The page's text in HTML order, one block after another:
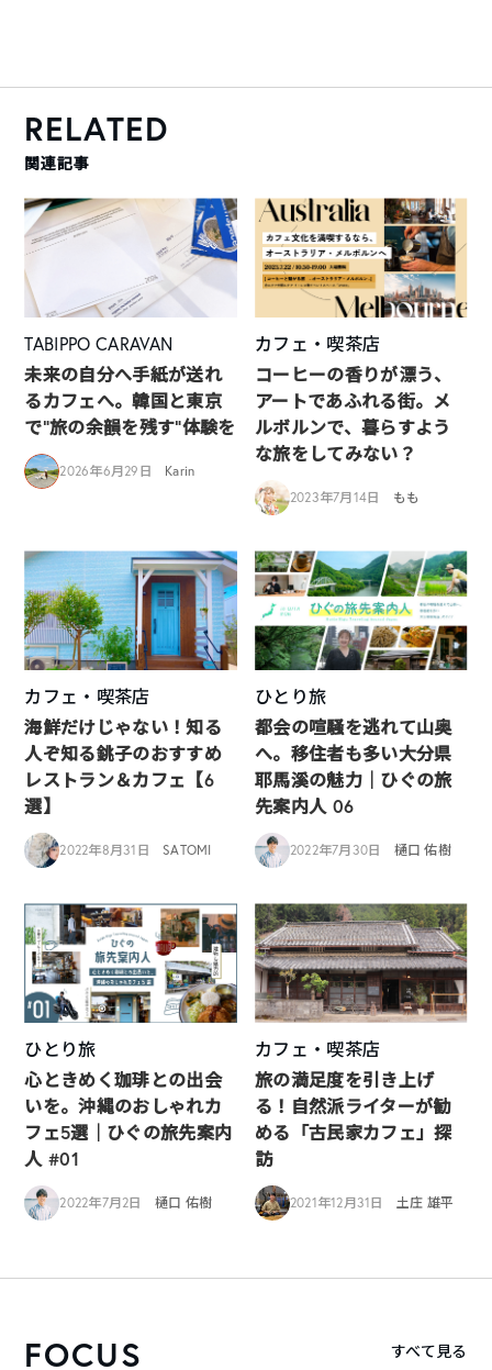
RELATED
関連記事
TABIPPO CARAVAN
未来の自分へ手紙が送れ
るカフェへ。韓国と東京
で“旅の余韻を残す”体験を
2026年6月29日 Karin
カフェ・喫茶店
コーヒーの香りが漂う、
アートであふれる街。メ
ルボルンで、暮らすよう
な旅をしてみない？
2023年7月14日 もも
カフェ・喫茶店
海鮮だけじゃない！知る
人ぞ知る銚子のおすすめ
レストラン＆カフェ【6
選】
2022年8月31日 SATOMI
ひとり旅
都会の喧騒を逃れて山奥
へ。移住者も多い大分県
耶馬溪の魅力｜ひぐの旅
先案内人 06
2022年7月30日 樋口 佑樹
ひとり旅
心ときめく珈琲との出会
いを。沖縄のおしゃれカ
フェ5選｜ひぐの旅先案内
人 #01
2022年7月2日 樋口 佑樹
カフェ・喫茶店
旅の満足度を引き上げ
る！自然派ライターが勧
める「古民家カフェ」探
訪
2021年12月31日 土庄 雄平
FOCUS すべて見る